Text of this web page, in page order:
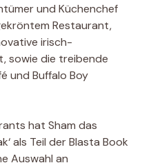
und Küchenchef
Restaurant,
irisch-
sowie die treibende
und Buffalo Boy
hat Sham das
als Teil der Blasta Book
Auswahl an